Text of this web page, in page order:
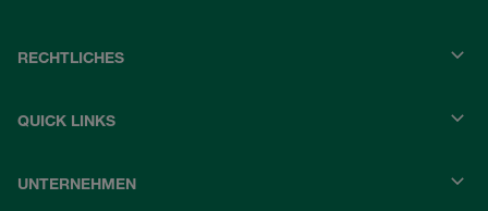
RECHTLICHES
QUICK LINKS
UNTERNEHMEN